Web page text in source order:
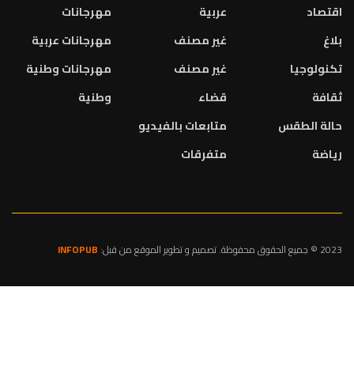
اقتصاد
بلاغ
تكنولوجيا
ثقافة
حالة الطقس
رياضة
عربية
غير مصنف
غير مصنف
قضاء
متابعات بالفيديو
متفرقات
مهرجانات
مهرجانات عربية
مهرجانات وطنية
وطنية
2023 © جميع الحقوق محفوظة. تصميم و تطوير الموقع من قبل: INFOPUB